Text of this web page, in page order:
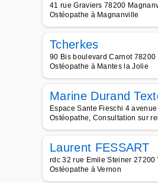
41 rue Graviers 78200
Ostéopathe à Magnanville
Tcherkes
90 Bis boulevard Carnot
Ostéopathe à Mantes la Jolie
Marine Durand
Espace Sante Fieschi 4
Ostéopathe, Consultation sur
Laurent FESSART
rdc 32 rue Emile Steiner
Ostéopathe à Vernon